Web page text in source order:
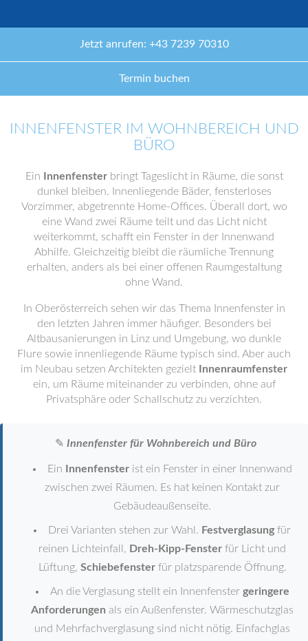
Jetzt anrufen: +43 7239 70310
Termin buchen
INNENFENSTER IM WOHNBEREICH UND
BÜRO
Ein Innenfensterbringt Tageslicht in Räume, die sonst
dunkel bleiben. Innenliegende Bäder, fensterloses
Vorzimmer, abgetrennte Home-Offices. Überall dort, wo
eine Wand zwei Räume teilt und das Licht nicht
weiterkommt, schafft ein Fenster in der Innenwand
Abhilfe. Gleichzeitig bleibt die räumliche Trennung
erhalten, anders als bei einer offenen Raumgestaltung
ohne Wand.
In Oberösterreich sehen wir das Thema Innenfenster in
den letzten Jahren immer häufiger. Besonders bei
Altbausanierungen in Linz und Umgebung, wo dunkle
Flure sowie innenliegende Räume typisch sind. Aber auch
im Neubau setzen Architekten gezielt
Innenraumfenster
ein, um Räume miteinander zu verbinden, ohne auf
Privatsphäre oder Schallschutz zu verzichten.
✎ Innenfenster für Wohnbereich und Büro
Ein Innenfensterist ein Fenster in einer Innenwand
zwischen zwei Räumen. Es hat keinen Kontakt zur
Gebäudeaußenseite.
Drei Varianten stehen zur Wahl. Festverglasung für
reinen Lichteinfall, Dreh-Kipp-Fenster für Licht und
Lüftung, Schiebefensterfür platzsparende Öffnung.
An die Verglasung stellt ein Innenfenster geringere
Anforderungen als ein Außenfenster. Wärmeschutzglas
und Mehrfachverglasung sind nicht nötig. Einfachglas